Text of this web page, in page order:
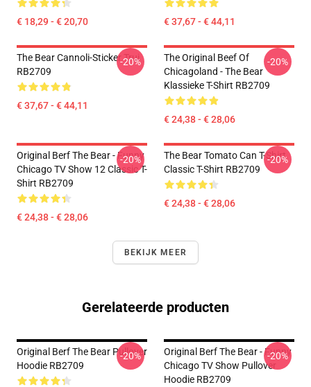
€ 18,29 - € 20,70 € 37,67 - € 44,11
The Bear Cannoli-Sticker Trui
RB2709
€ 37,67 - € 44,11
-20%
The Original Beef Of
Chicagoland - The Bear
Klassieke T-Shirt RB2709
€ 24,38 - € 28,06
-20%
Original Berf The Bear - Funny
Chicago TV Show 12 Classic T-
Shirt RB2709
€ 24,38 - € 28,06
-20%
The Bear Tomato Can T-Shirt
Classic T-Shirt RB2709
€ 24,38 - € 28,06
-20%
BEKIJK MEER
Gerelateerde producten
Original Berf The Bear Pullover
Hoodie RB2709
-20%
Original Berf The Bear - Funny
Chicago TV Show Pullover
Hoodie RB2709
-20%